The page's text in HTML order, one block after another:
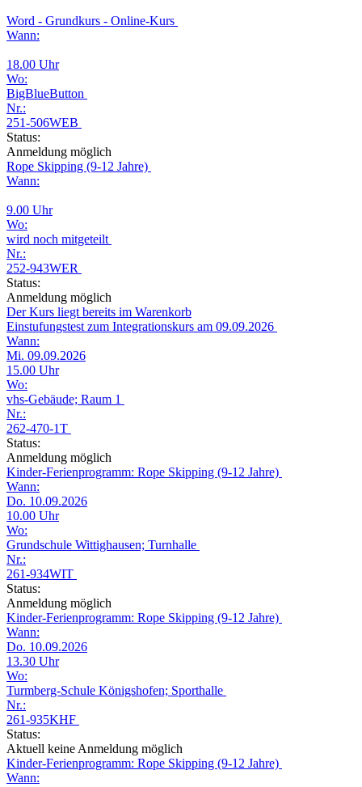
Word - Grundkurs - Online-Kurs
Wann:
18.00 Uhr
Wo:
BigBlueButton
Nr.:
251-506WEB
Status:
Anmeldung möglich
Rope Skipping (9-12 Jahre)
Wann:
9.00 Uhr
Wo:
wird noch mitgeteilt
Nr.:
252-943WER
Status:
Anmeldung möglich
Der Kurs liegt bereits im Warenkorb
Einstufungstest zum Integrationskurs am 09.09.2026
Wann:
Mi. 09.09.2026
15.00 Uhr
Wo:
vhs-Gebäude; Raum 1
Nr.:
262-470-1T
Status:
Anmeldung möglich
Kinder-Ferienprogramm: Rope Skipping (9-12 Jahre)
Wann:
Do. 10.09.2026
10.00 Uhr
Wo:
Grundschule Wittighausen; Turnhalle
Nr.:
261-934WIT
Status:
Anmeldung möglich
Kinder-Ferienprogramm: Rope Skipping (9-12 Jahre)
Wann:
Do. 10.09.2026
13.30 Uhr
Wo:
Turmberg-Schule Königshofen; Sporthalle
Nr.:
261-935KHF
Status:
Aktuell keine Anmeldung möglich
Kinder-Ferienprogramm: Rope Skipping (9-12 Jahre)
Wann: